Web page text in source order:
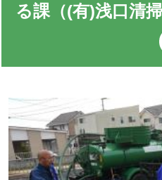
る課（(有)浅口清